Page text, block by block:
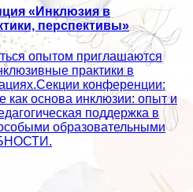
«Инклюзия в
перспективы»
опытом приглашаются
практики в
конференции:
как основа инклюзии: опыт и
поддержка в
образовательными